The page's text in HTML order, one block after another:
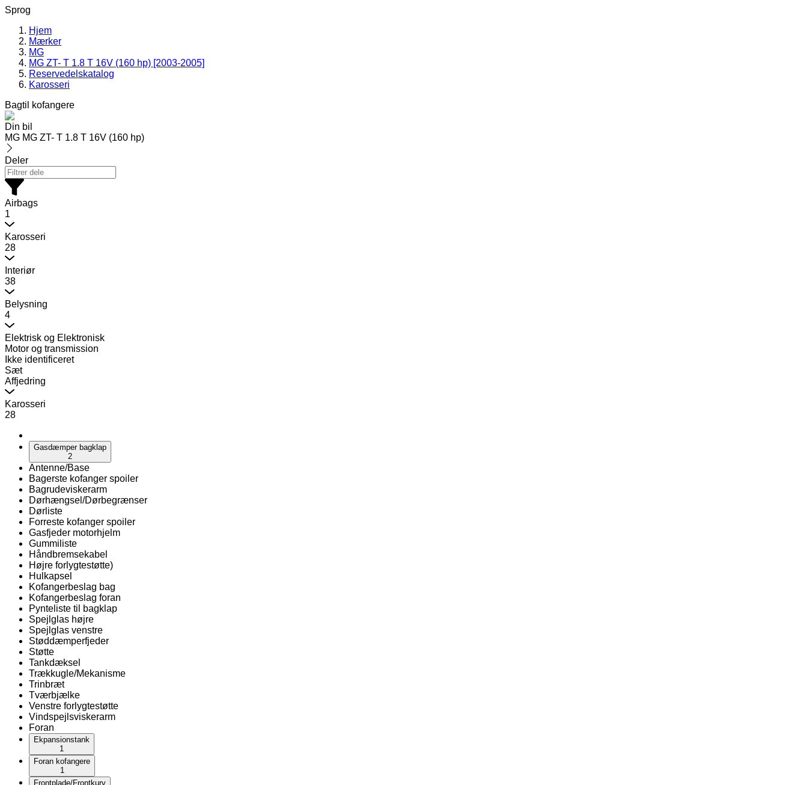
Sprog
Hjem
Mærker
MG
MG ZT- T 1.8 T 16V (160 hp) [2003-2005]
Reservedelskatalog
Karosseri
Bagtil kofangere
Din bil
MG MG ZT- T 1.8 T 16V (160 hp)
Deler
Airbags
1
Karosseri
28
Interiør
38
Belysning
4
Elektrisk og Elektronisk
Motor og transmission
Ikke identificeret
Sæt
Affjedring
Karosseri
28
Gasdæmper bagklap
2
Antenne/Base
Bagerste kofanger spoiler
Bagrudeviskerarm
Dørhængsel/Dørbegrænser
Dørliste
Forreste kofanger spoiler
Gasfjeder motorhjelm
Gummiliste
Håndbremsekabel
Højre forlygtestøtte)
Hulkapsel
Kofangerbeslag bag
Kofangerbeslag foran
Pynteliste til bagklap
Spejlglas højre
Spejlglas venstre
Støddæmperfjeder
Støtte
Tankdæksel
Trækkugle/Mekanisme
Trinbræt
Tværbjælke
Venstre forlygtestøtte
Vindspejlsviskerarm
Foran
Ekpansionstank
1
Foran kofangere
1
Frontplade/Frontkurv